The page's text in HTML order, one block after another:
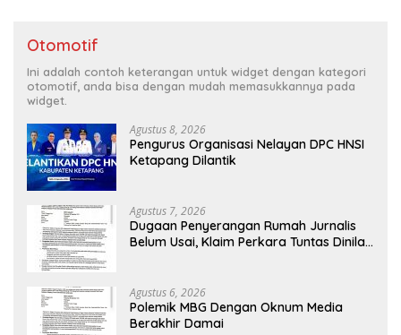
Otomotif
Ini adalah contoh keterangan untuk widget dengan kategori
otomotif, anda bisa dengan mudah memasukkannya pada
widget.
Agustus 8, 2026
Pengurus Organisasi Nelayan DPC HNSI
Ketapang Dilantik
Agustus 7, 2026
Dugaan Penyerangan Rumah Jurnalis
Belum Usai, Klaim Perkara Tuntas Dinilai
Agustus 6, 2026
Polemik MBG Dengan Oknum Media
Berakhir Damai